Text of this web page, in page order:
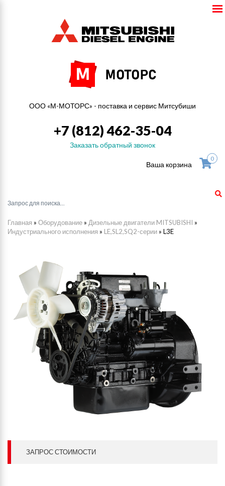
ООО «М-МОТОРС» - поставка и сервис Митсубиши
+7 (812) 462-35-04
Заказать обратный звонок
Ваша корзина
0
Главная » Оборудование » Дизельные двигатели MITSUBISHI »
Индустриального исполнения » LE,SL2,SQ2-серии » L3E
ЗАПРОС СТОИМОСТИ